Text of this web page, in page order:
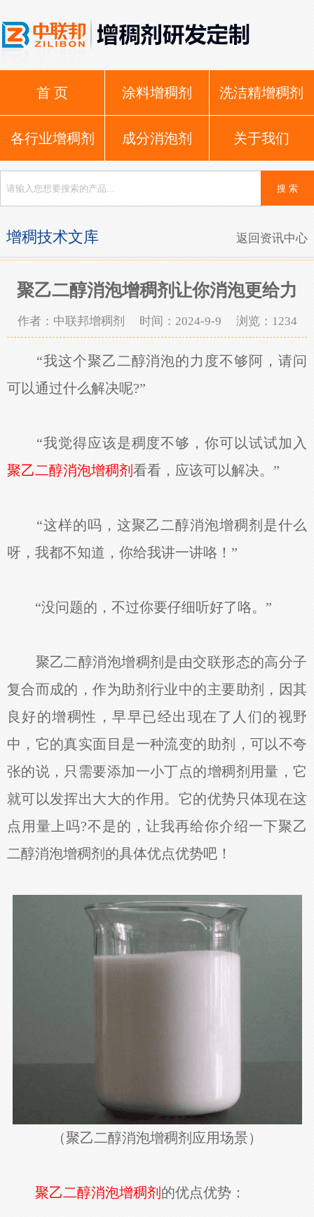
首 页 涂料增稠剂 洗洁精增稠剂
各行业增稠剂 成分消泡剂 关于我们
增稠技术文库 返回资讯中心
聚乙二醇消泡增稠剂让你消泡更给力
作者：中联邦增稠剂 时间：2024-9-9 浏览： 1234
“我这个聚乙二醇消泡的力度不够阿，请问
可以通过什么解决呢?”
“我觉得应该是稠度不够，你可以试试加入
聚乙二醇消泡增稠剂 看看，应该可以解决。”
“这样的吗，这聚乙二醇消泡增稠剂是什么
呀，我都不知道，你给我讲一讲咯！”
“没问题的，不过你要仔细听好了咯。”
聚乙二醇消泡增稠剂是由交联形态的高分子
复合而成的，作为助剂行业中的主要助剂，因其
良好的增稠性，早早已经出现在了人们的视野
中，它的真实面目是一种流变的助剂，可以不夸
张的说，只需要添加一小丁点的增稠剂用量，它
就可以发挥出大大的作用。它的优势只体现在这
点用量上吗?不是的，让我再给你介绍一下聚乙
二醇消泡增稠剂的具体优点优势吧！
（聚乙二醇消泡增稠剂应用场景）
聚乙二醇消泡增稠剂 的优点优势：